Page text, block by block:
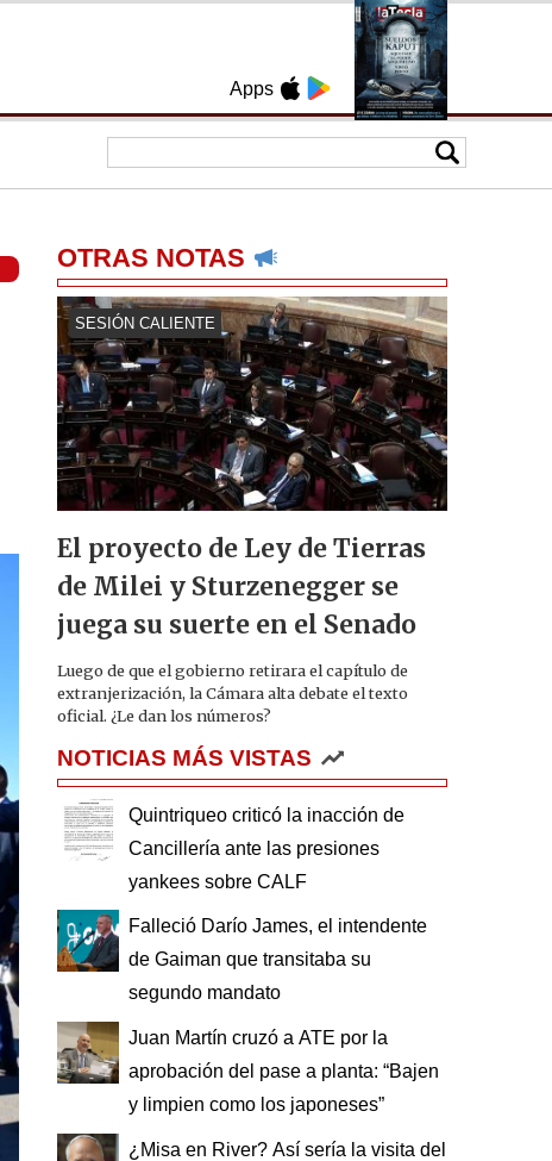
Apps
OTRAS NOTAS
SESIÓN CALIENTE
El proyecto de Ley de Tierras
de Milei y Sturzenegger se
juega su suerte en el Senado
Luego de que el gobierno retirara el capítulo de
extranjerización, la Cámara alta debate el texto
oficial. ¿Le dan los números?
NOTICIAS MÁS VISTAS
Quintriqueo criticó la inacción de
Cancillería ante las presiones
yankees sobre CALF
Falleció Darío James, el intendente
de Gaiman que transitaba su
segundo mandato
Juan Martín cruzó a ATE por la
aprobación del pase a planta: “Bajen
y limpien como los japoneses”
¿Misa en River? Así sería la visita del